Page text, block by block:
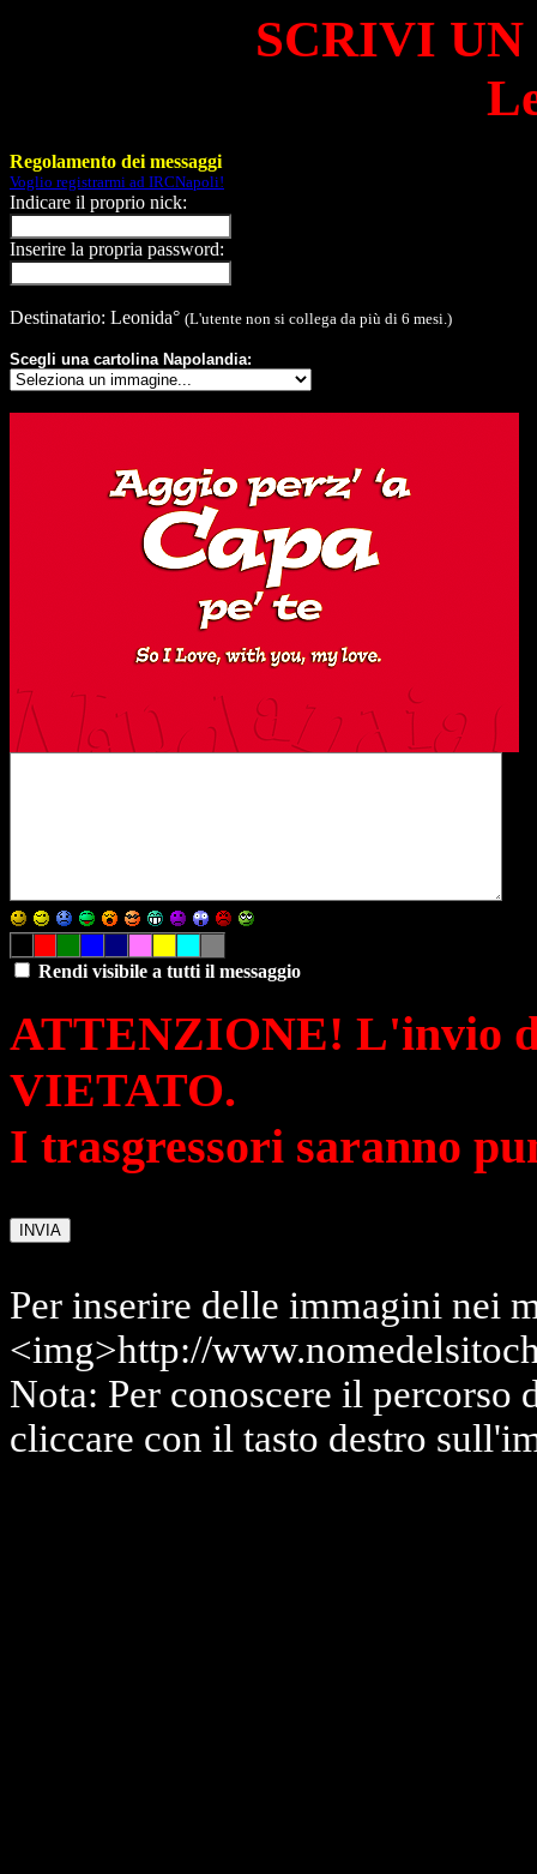
SCRIVI
Regolamento dei messaggi
Voglio registrarmi ad IRCNapoli!
Indicare il proprio nick:
Inserire la propria password:
Destinatario: Leonida° (L'utente non si collega da più di 6 mesi.)
Scegli una cartolina Napolandia:
Rendi visibile a tutti il messaggio
ATTENZIONE! L'invio
VIETATO.
I trasgressori saranno
Per inserire delle immagini nei
<img>http://
Nota: Per conoscere il percorso
cliccare con il tasto destro